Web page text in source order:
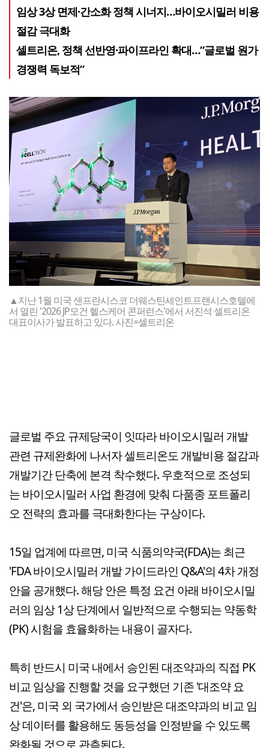
임상 3상 면제·간소화 정책 시너지…바이오시밀러 비용
절감 극대화
셀트리온, 정책 선반영·파이프라인 확대…“글로벌 원가
경쟁력 독보적”
▲지난 1월 미국 샌프란시스코 더웨스틴세인트프랜시스호텔에
서 열린 '2026 JP모건 헬스케어 콘퍼런스'에서 서진석 셀트리온
대표이사가 발표하고 있다. 사진=셀트리온
글로벌 주요 규제당국이 잇따라 바이오시밀러 개발
관련 규제완화에 나서자 셀트리온도 개발비용 절감과
개발기간 단축에 본격 착수했다. 우호적으로 조성되
는 바이오시밀러 사업 환경에 맞춰 다품종 포트폴리
오 전략의 효과를 극대화한다는 구상이다.
15일 업계에 따르면, 미국 식품의약국(FDA)는 최근
'FDA 바이오시밀러 개발 가이드라인 Q&A'의 4차 개정
안을 공개했다. 해당 안은 특정 요건 아래 바이오시밀
러의 임상 1상 단계에서 일반적으로 수행되는 약동학
(PK) 시험을 효율화하는 내용이 골자다.
특히 반드시 미국 내에서 승인된 대조약과의 직접 PK
비교 임상을 진행할 것을 요구했던 기존 '대조약 요
건'은, 미국 외 국가에서 승인받은 대조약과의 비교 임
상 데이터를 활용해도 동등성을 인정받을 수 있도록
완화될 것으로 관측된다.